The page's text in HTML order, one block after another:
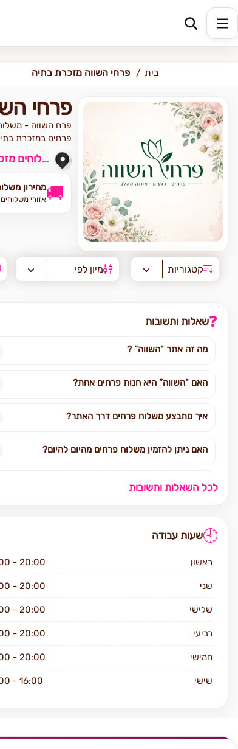
כתובת למשלוח
בית פרחי השווה מזכרת בתיה
פרחי
פרח השווה -
פרחים במזכרת
משלוחים מזכרת בתיה והסביבה
מחירון
אזורי משלוחים🚚
קטגוריות מיון לפי
❓שאלות ותשובות
מה זה אתר "השווה” ?
האם "השווה” היא חנות פרחים אחת?
איך מתבצע משלוח פרחים דרך האתר?
האם ניתן להזמין משלוח פרחים מהיום להיום?
לאילו אזורים בארץ ניתן להזמין משלוחים?
לכל השאלות ותשובות
🕘שעות עבודה
ראשון - 20:00
שני - 20:00
שלישי - 20:00
רביעי - 20:00
חמישי - 20:00
שישי - 16:00